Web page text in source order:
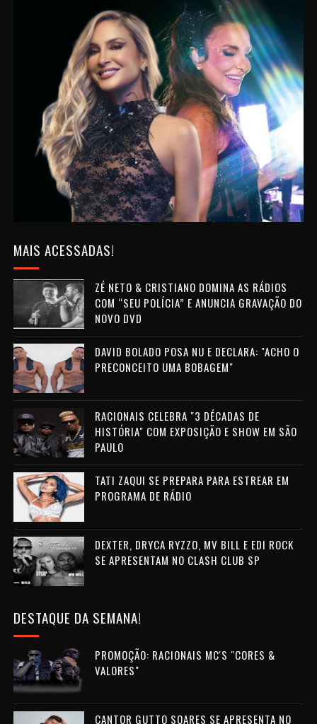
MAIS ACESSADAS!
ZÉ NETO & CRISTIANO DOMINA AS RÁDIOS
COM “SEU POLÍCIA” E ANUNCIA GRAVAÇÃO DO
NOVO DVD
DAVID BOLADO POSA NU E DECLARA: "ACHO O
PRECONCEITO UMA BOBAGEM"
RACIONAIS CELEBRA "3 DÉCADAS DE
HISTÓRIA" COM EXPOSIÇÃO E SHOW EM SÃO
PAULO
TATI ZAQUI SE PREPARA PARA ESTREAR EM
PROGRAMA DE RÁDIO
DEXTER, DRYCA RYZZO, MV BILL E EDI ROCK
SE APRESENTAM NO CLASH CLUB SP
DESTAQUE DA SEMANA!
PROMOÇÃO: RACIONAIS MC'S "CORES &
VALORES"
CANTOR GUTTO SOARES SE APRESENTA NO